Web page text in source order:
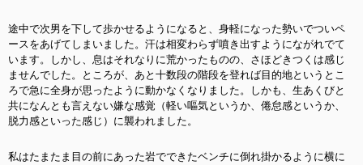
途中で次男を下して歩かせるようになると、身軽になった勢いでついペ
ースをあげてしまいました。汗は相変わらず噴き出すようにながれでて
います。しかし、息はそれなりに荒かったものの、さほどきつくは感じ
ませんでした。ところが、あと十数段の階段を登れば目的地というとこ
ろで急に全身が思ったように動かなくなりました。しかも、生あくびと
共になんとも言えない嫌な感覚（軽い嘔気というか、倦怠感というか、
脱力感といった感じ）に襲われました。
私はたまたま目の前にあった岩でできたベンチに倒れ掛かるように横に